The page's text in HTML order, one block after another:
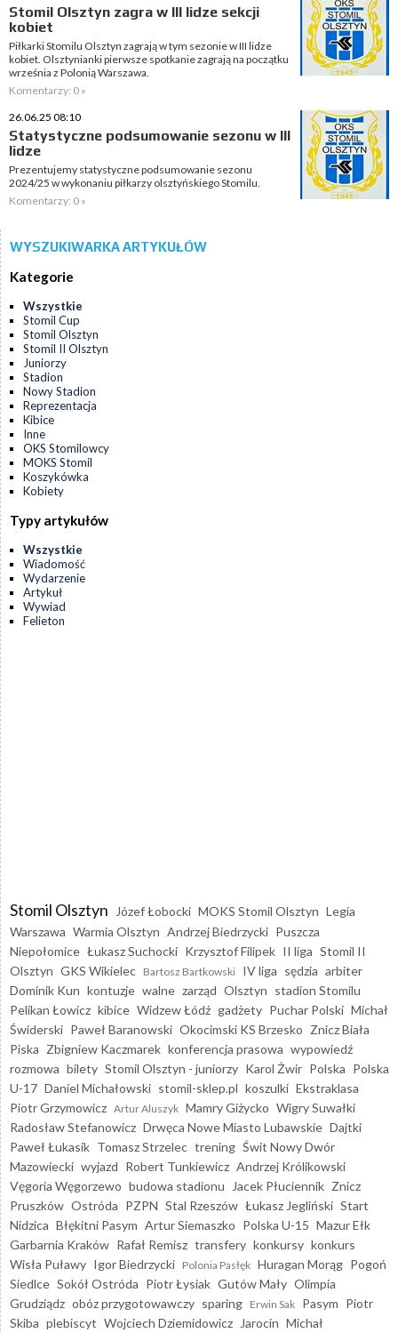
Stomil Olsztyn zagra w III lidze sekcji
kobiet
Piłkarki Stomilu Olsztyn zagrają w tym sezonie w III lidze
kobiet. Olsztynianki pierwsze spotkanie zagrają na początku
września z Polonią Warszawa.
Komentarzy: 0 »
26.06.25 08:10
Statystyczne podsumowanie sezonu w III
lidze
Prezentujemy statystyczne podsumowanie sezonu
2024/25 w wykonaniu piłkarzy olsztyńskiego Stomilu.
Komentarzy: 0 »
WYSZUKIWARKA ARTYKUŁÓW
Kategorie
Wszystkie
Stomil Cup
Stomil Olsztyn
Stomil II Olsztyn
Juniorzy
Stadion
Nowy Stadion
Reprezentacja
Kibice
Inne
OKS Stomilowcy
MOKS Stomil
Koszykówka
Kobiety
Typy artykułów
Wszystkie
Wiadomość
Wydarzenie
Artykuł
Wywiad
Felieton
Stomil Olsztyn Józef Łobocki MOKS Stomil Olsztyn Legia
Warszawa Warmia Olsztyn Andrzej Biedrzycki Puszcza
Niepołomice Łukasz Suchocki Krzysztof Filipek II liga Stomil II
Olsztyn GKS Wikielec Bartosz Bartkowski IV liga sędzia arbiter
Dominik Kun kontuzje walne zarząd Olsztyn stadion Stomilu
Pelikan Łowicz kibice Widzew Łódź gadżety Puchar Polski Michał
Świderski Paweł Baranowski Okocimski KS Brzesko Znicz Biała
Piska Zbigniew Kaczmarek konferencja prasowa wypowiedź
rozmowa bilety Stomil Olsztyn - juniorzy Karol Żwir Polska Polska
U-17 Daniel Michałowski stomil-sklep.pl koszulki Ekstraklasa
Piotr Grzymowicz Artur Aluszyk Mamry Giżycko Wigry Suwałki
Radosław Stefanowicz Drwęca Nowe Miasto Lubawskie Dajtki
Paweł Łukasik Tomasz Strzelec trening Świt Nowy Dwór
Mazowiecki wyjazd Robert Tunkiewicz Andrzej Królikowski
Vęgoria Węgorzewo budowa stadionu Jacek Płuciennik Znicz
Pruszków Ostróda PZPN Stal Rzeszów Łukasz Jegliński Start
Nidzica Błękitni Pasym Artur Siemaszko Polska U-15 Mazur Ełk
Garbarnia Kraków Rafał Remisz transfery konkursy konkurs
Wisła Puławy Igor Biedrzycki Polonia Pasłęk Huragan Morąg Pogoń
Siedlce Sokół Ostróda Piotr Łysiak Gutów Mały Olimpia
Grudziądz obóz przygotowawczy sparing Erwin Sak Pasym Piotr
Skiba plebiscyt Wojciech Dziemidowicz Jarocin Michał